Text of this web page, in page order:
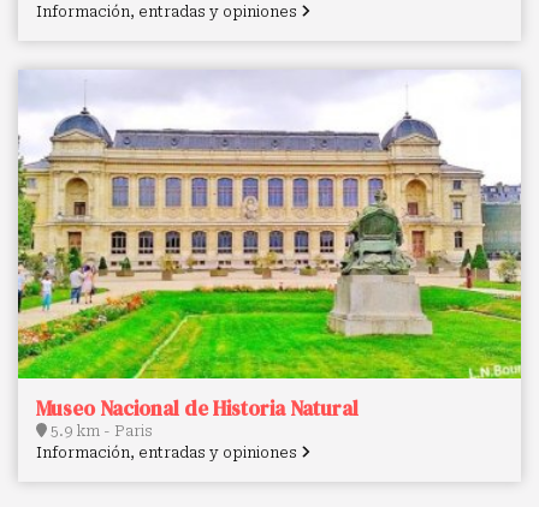
Información, entradas y opiniones
Museo Nacional de Historia Natural
5.9 km - Paris
Información, entradas y opiniones